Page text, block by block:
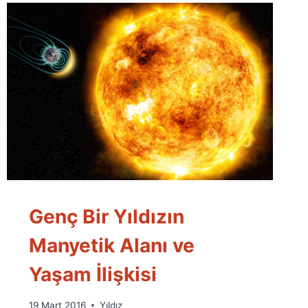
Genç Bir Yıldızın
Manyetik Alanı ve
Yaşam İlişkisi
By
19 Mart 2016 Yıldız